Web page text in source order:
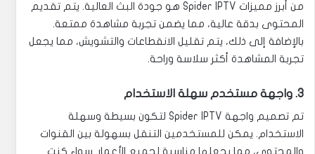
من أبرز مميزات Spider IPTV هو جودة البث العالية. يتم تقديم
المحتوى بدقة عالية، مما يضمن تجربة مشاهدة ممتعة.
بالإضافة إلى ذلك، يتم تقليل الانقطاعات والتشويش، مما يجعل
تجربة المشاهدة أكثر سلاسة وراحة.
3. واجهة مستخدم سهلة الاستخدام
تم تصميم واجهة Spider IPTV لتكون بسيطة وسهلة
الاستخدام. يمكن للمستخدمين التنقل بسهولة بين القنوات
والمحتوى، مما يجعلها مناسبة لجميع الأعمار. سواء كنت